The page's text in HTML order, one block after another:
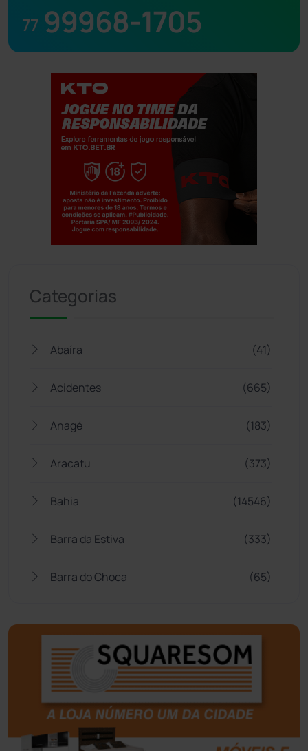
77 99968-1705
Categorias
Abaíra (41)
Acidentes (665)
Anagé (183)
Aracatu (373)
Bahia (14546)
Barra da Estiva (333)
Barra do Choça (65)
Bom Jesus da Lapa (510)
Boquira (152)
Botuporã